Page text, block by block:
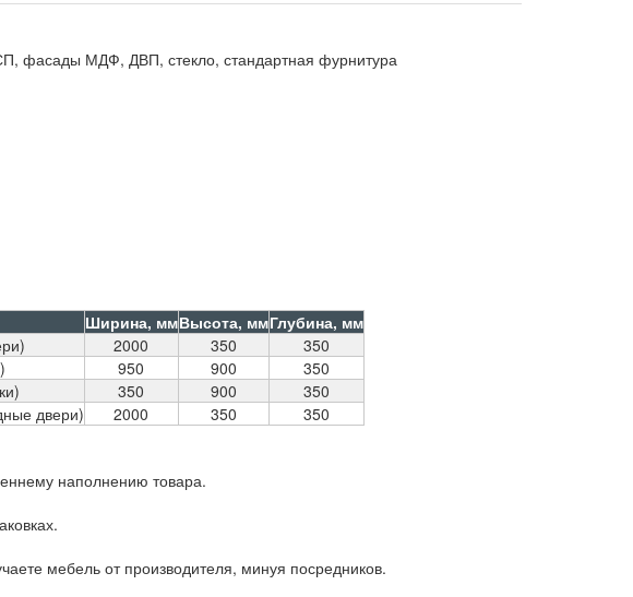
фасады МДФ, ДВП, стекло, стандартная фурнитура
Ширина, ммВысота, ммГлубина, мм
2000 350
350
950 900
350
350 900
350
двери)
2000 350 350
наполнению товара.
мебель от производителя, минуя посредников.